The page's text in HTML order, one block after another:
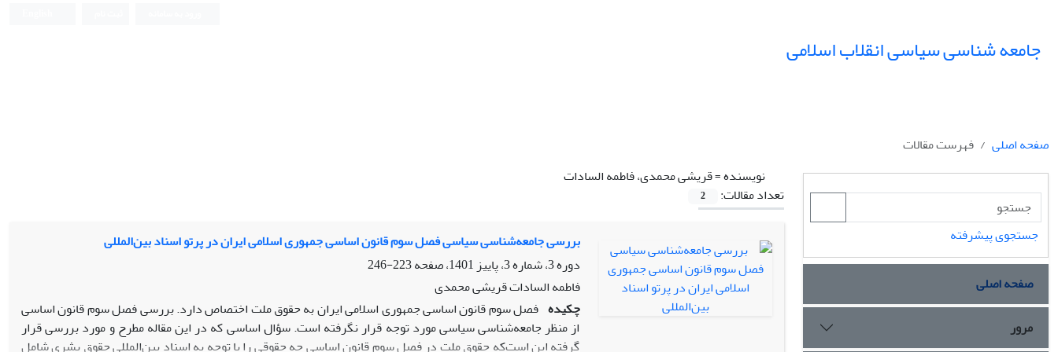
جامعه شناسی سیاسی انقلاب اسلامی
صفحه اصلی
فهرست مقالات
نویسنده =قریشی محمدی، فاطمه السادات
تعداد مقالات:
2
بررسی جامعه‌شناسی سیاسی فصل سوم قانون اساسی جمهوری اسلامی ایران در پرتو اسناد بین‌المللی
دوره 3، شماره 3، پاییز 1401، صفحه
223-246
فاطمه السادات قریشی محمدی
چکیده فصل سوم قانون اساسی جمهوری اسلامی ایران به حقوق ملت اختصاص دارد. بررسی فصل سوم قانون اساسی
از منظر جامعه‌شناسی سیاسی مورد توجه قرار نگرفته است. سؤال اساسی که در این مقاله مطرح و مورد بررسی قرار
گرفته این است‌‌که حقوق ملت در فصل سوم قانون اساسی چه حقوقی را با توجه به اسناد بین‌المللی حقوق بشری شامل
جستجوی پیشرفته
صفحه اصلی
مرور